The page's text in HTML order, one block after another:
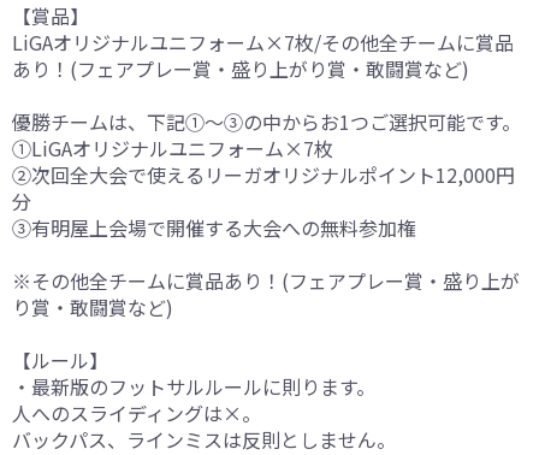
【賞品】
LiGAオリジナルユニフォーム×7枚/その他全チームに賞品
あり！(フェアプレー賞・盛り上がり賞・敢闘賞など)
優勝チームは、下記①～③の中からお1つご選択可能です。
①LiGAオリジナルユニフォーム×7枚
②次回全大会で使えるリーガオリジナルポイント12,000円
分
③有明屋上会場で開催する大会への無料参加権
※その他全チームに賞品あり！(フェアプレー賞・盛り上が
り賞・敢闘賞など)
【ルール】
・最新版のフットサルルールに則ります。
人へのスライディングは×。
バックパス、ラインミスは反則としません。